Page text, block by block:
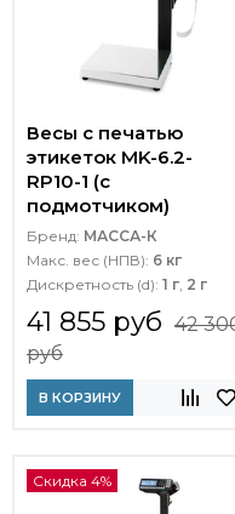
Весы с печатью
этикеток MK-6.2-
RP10-1 (с
подмотчиком)
Бренд: МАССА-К
Макс. вес (НПВ): 6 кг
Дискретность (d): 1 г, 2 г
41 855 руб 42
руб
В КОРЗИНУ
Скидка 4%